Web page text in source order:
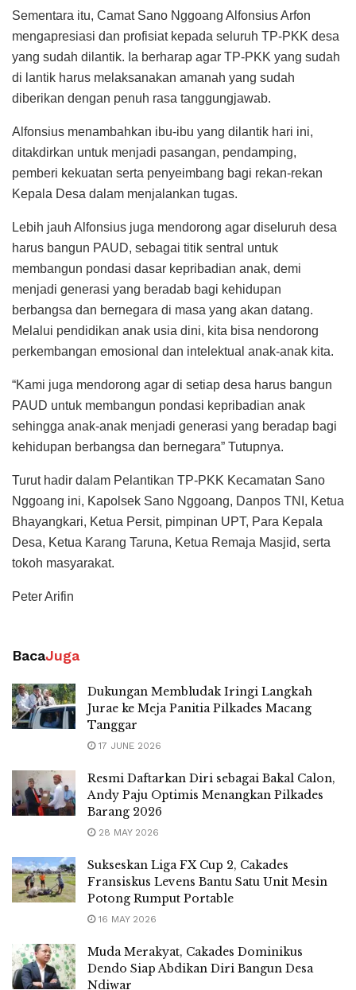
Sementara itu, Camat Sano Nggoang Alfonsius Arfon
mengapresiasi dan profisiat kepada seluruh TP-PKK desa
yang sudah dilantik. Ia berharap agar TP-PKK yang sudah
di lantik harus melaksanakan amanah yang sudah
diberikan dengan penuh rasa tanggungjawab.
Alfonsius menambahkan ibu-ibu yang dilantik hari ini,
ditakdirkan untuk menjadi pasangan, pendamping,
pemberi kekuatan serta penyeimbang bagi rekan-rekan
Kepala Desa dalam menjalankan tugas.
Lebih jauh Alfonsius juga mendorong agar diseluruh desa
harus bangun PAUD, sebagai titik sentral untuk
membangun pondasi dasar kepribadian anak, demi
menjadi generasi yang beradab bagi kehidupan
berbangsa dan bernegara di masa yang akan datang.
Melalui pendidikan anak usia dini, kita bisa nendorong
perkembangan emosional dan intelektual anak-anak kita.
“Kami juga mendorong agar di setiap desa harus bangun
PAUD untuk membangun pondasi kepribadian anak
sehingga anak-anak menjadi generasi yang beradap bagi
kehidupan berbangsa dan bernegara” Tutupnya.
Turut hadir dalam Pelantikan TP-PKK Kecamatan Sano
Nggoang ini, Kapolsek Sano Nggoang, Danpos TNI, Ketua
Bhayangkari, Ketua Persit, pimpinan UPT, Para Kepala
Desa, Ketua Karang Taruna, Ketua Remaja Masjid, serta
tokoh masyarakat.
Peter Arifin
BacaJuga
Dukungan Membludak Iringi Langkah
Jurae ke Meja Panitia Pilkades Macang
Tanggar
17 JUNE 2026
Resmi Daftarkan Diri sebagai Bakal Calon,
Andy Paju Optimis Menangkan Pilkades
Barang 2026
28 MAY 2026
Sukseskan Liga FX Cup 2, Cakades
Fransiskus Levens Bantu Satu Unit Mesin
Potong Rumput Portable
16 MAY 2026
Muda Merakyat, Cakades Dominikus
Dendo Siap Abdikan Diri Bangun Desa
Ndiwar